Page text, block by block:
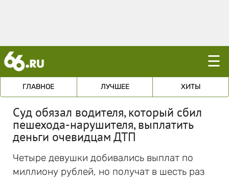
☰
ГЛАВНОЕ ЛУЧШЕЕ ХИТЫ
Суд обязал водителя, который сбил
пешехода-нарушителя, выплатить
деньги очевидцам ДТП
Четыре девушки добивались выплат по
миллиону рублей, но получат в шесть раз